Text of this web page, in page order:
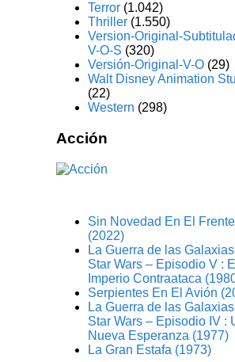
Terror (1.042)
Thriller (1.550)
Version-Original-
V-O-S (320)
Versión-Original-V-O (29)
Walt Disney Animation
(22)
Western (298)
Acción
Sin Novedad En El Frente
(2022)
La Guerra de las
Star Wars – Episodio V : El
Imperio Contraataca
Serpientes En El Avión
La Guerra de las
Star Wars – Episodio IV :
Nueva Esperanza (1977)
La Gran Estafa (1973)